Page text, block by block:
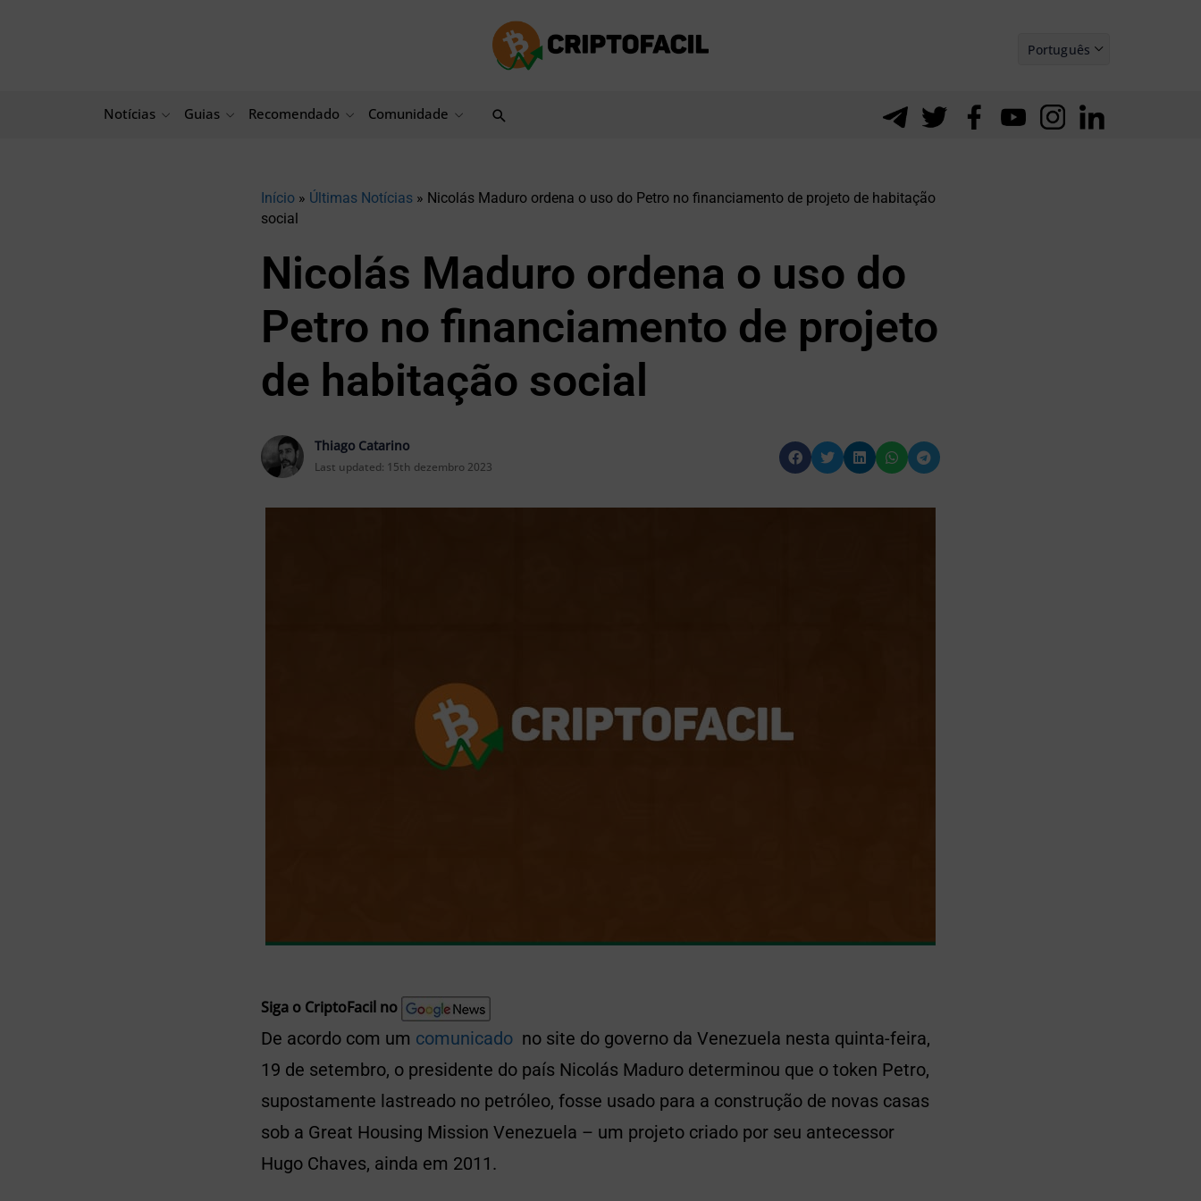
Português
Notícias Guias Recomendado Comunidade Pesquisar
Início » Últimas Notícias » Nicolás Maduro ordena o uso do Petro no financiamento de projeto de habitação
social
Nicolás Maduro ordena o uso do
Petro no financiamento de projeto
de habitação social
Thiago Catarino
Last updated: 15th dezembro 2023
Siga o CriptoFacil no
De acordo com um comunicado no site do governo da Venezuela nesta quinta-feira,
19 de setembro, o presidente do país Nicolás Maduro determinou que o token Petro,
supostamente lastreado no petróleo, fosse usado para a construção de novas casas
sob a Great Housing Mission Venezuela – um projeto criado por seu antecessor
Hugo Chaves, ainda em 2011.